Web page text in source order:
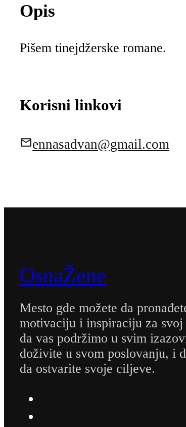
Opis
Pišem tinejdžerske romane.
Korisni linkovi
ennasadvan@gmail.com
OsnaŽene
Mesto gde možete da
motivaciju i inspiraciju za svoj
da vas podržimo u svim
doživite u svom poslovanju, i
da ostvarite svoje ciljeve.